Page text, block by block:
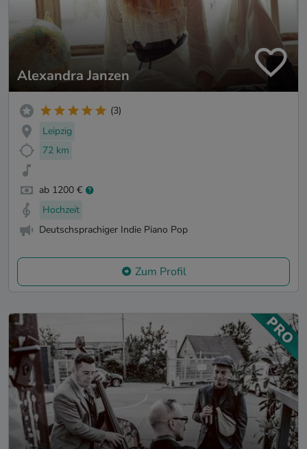
Alexandra Janzen
(3)
Leipzig
72 km
ab 1200 €
Hochzeit
Deutschsprachiger Indie Piano Pop
Zum Profil